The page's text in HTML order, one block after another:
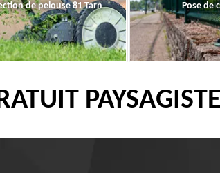
de pelouse 81 Tarn Pose de